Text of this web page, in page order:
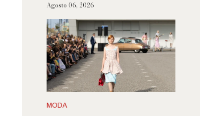
Agosto 06, 2026
MODA